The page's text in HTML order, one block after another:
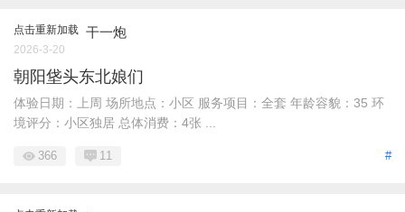
点击重新加载 干一炮
2026-3-20
朝阳垡头东北娘们
体验日期：上周 场所地点：小区 服务项目：全套 年龄容貌：35 环
境评分：小区独居 总体消费：4张 ...
#
366 11